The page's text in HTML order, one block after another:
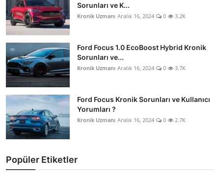
Sorunları ve K...
Kronik Uzmanı Aralık 16, 2024 0 3.2K
Ford Focus 1.0 EcoBoost Hybrid Kronik
Sorunları ve...
Kronik Uzmanı Aralık 16, 2024 0 3.7K
Ford Focus Kronik Sorunları ve Kullanıcı
Yorumları ?
Kronik Uzmanı Aralık 16, 2024 0 2.7K
Popüler Etiketler